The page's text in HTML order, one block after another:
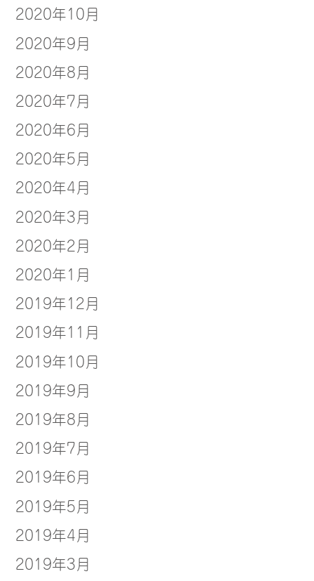
2020年10月
2020年9月
2020年8月
2020年7月
2020年6月
2020年5月
2020年4月
2020年3月
2020年2月
2020年1月
2019年12月
2019年11月
2019年10月
2019年9月
2019年8月
2019年7月
2019年6月
2019年5月
2019年4月
2019年3月